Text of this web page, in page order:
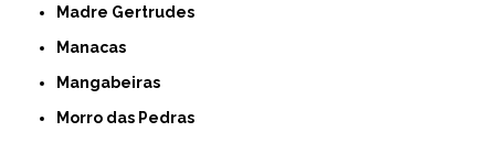
Madre Gertrudes
Manacas
Mangabeiras
Morro das Pedras